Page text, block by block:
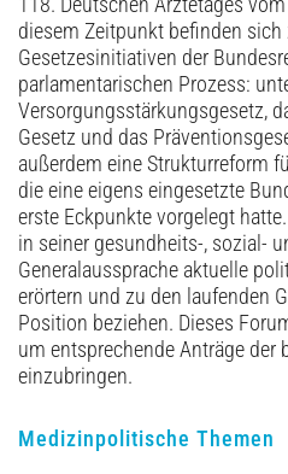
118. Deutschen Ärztetages
diesem Zeitpunkt befinden sich
Gesetzesinitiativen der
parlamentarischen Prozess:
Versorgungsstärkungsgesetz,
Gesetz und das
außerdem eine Strukturreform
die eine eigens eingesetzte
erste Eckpunkte vorgelegt
in seiner gesundheits-, sozial-
Generalaussprache aktuelle
erörtern und zu den laufenden
Position beziehen. Dieses
um entsprechende Anträge der
einzubringen.
Medizinpolitische Themen